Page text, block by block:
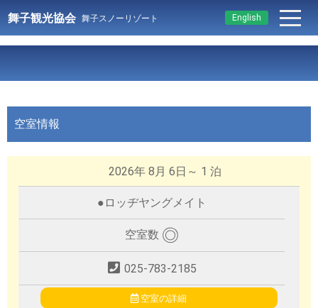
English
舞子観光協会 舞子スノーリゾート
空室情報
2026年 8月 6日～ 1 泊
● ロッヂヤングメイト
空室数 ◎
025-783-2185
空室の詳細